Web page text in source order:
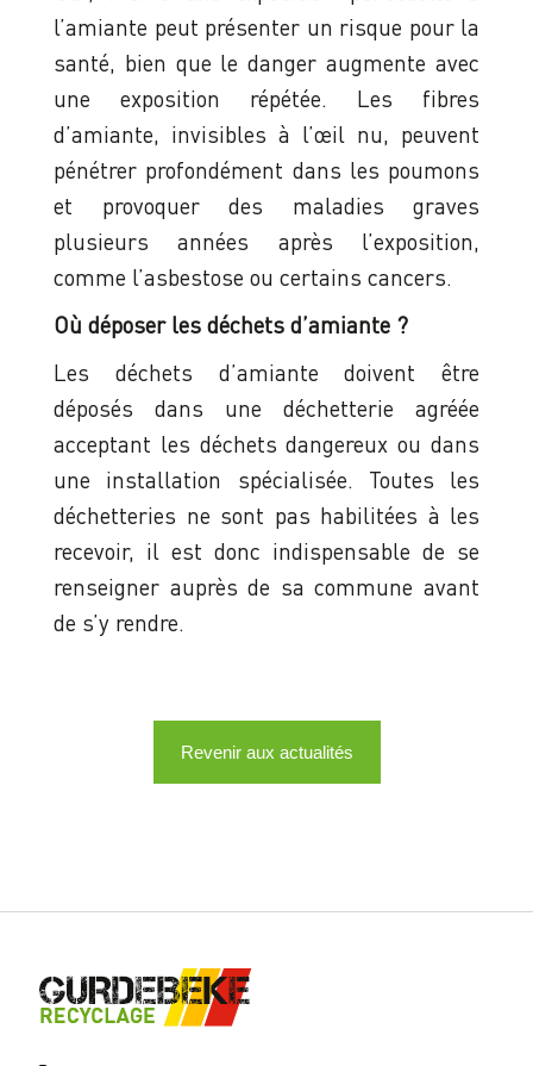
l’amiante peut présenter un risque pour la
santé, bien que le danger augmente avec
une exposition répétée. Les fibres
d’amiante, invisibles à l’œil nu, peuvent
pénétrer profondément dans les poumons
et provoquer des maladies graves
plusieurs années après l’exposition,
comme l’asbestose ou certains cancers.
Où déposer les déchets d’amiante ?
Les déchets d’amiante doivent être
déposés dans une déchetterie agréée
acceptant les déchets dangereux ou dans
une installation spécialisée. Toutes les
déchetteries ne sont pas habilitées à les
recevoir, il est donc indispensable de se
renseigner auprès de sa commune avant
de s’y rendre.
Revenir aux actualités